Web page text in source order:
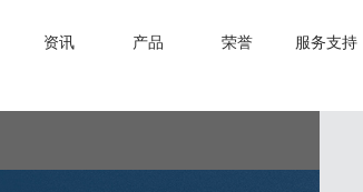
资讯 产品 荣誉 服务支持